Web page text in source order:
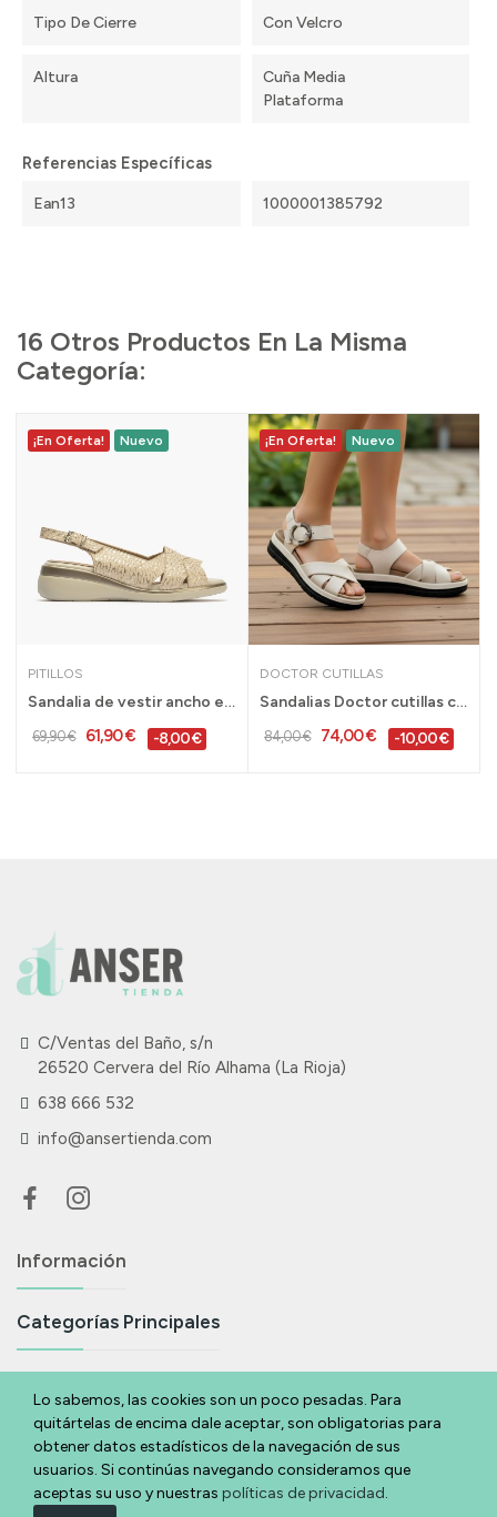
Tipo De Cierre Con Velcro
Altura
Cuña Media
Plataforma
Referencias Específicas
Ean13 1000001385792
16 Otros Productos En La Misma
Categoría:
¡En Oferta! Nuevo
PITILLOS
Sandalia de vestir ancho especial mujer...
69,90 € 61,90 € -8,00 €
¡En Oferta! Nuevo
DOCTOR CUTILLAS
Sandalias Doctor cutillas cuña baja bonitas...
84,00 € 74,00 € -10,00 €
C/Ventas del Baño, s/n
26520 Cervera del Río Alhama (La Rioja)
638 666 532
info@ansertienda.com
Información
Categorías Principales
Suscríbete A Nuestra Newsletter
Si eres acabas de llegar y quieres estar al día de todas nuestras
novedades y ofertas déjanos tu email y te lo contamos.
Lo sabemos, las cookies son un poco pesadas. Para
quitártelas de encima dale aceptar, son obligatorias para
obtener datos estadísticos de la navegación de sus
usuarios. Si continúas navegando consideramos que
aceptas su uso y nuestras políticas de privacidad.